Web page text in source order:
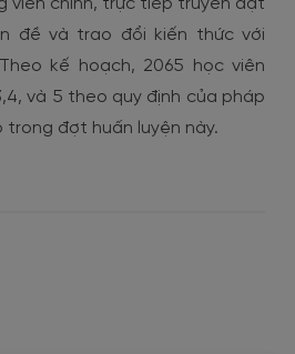
viên chính, trực tiếp truyền đạt
đề và trao đổi kiến thức với
kế hoạch, 2065 học viên
và 5 theo quy định của pháp
đợt huấn luyện này.